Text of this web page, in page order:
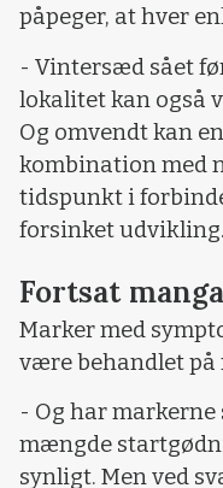
påpeger, at hver
- Vintersæd sået
lokalitet kan også
Og omvendt kan
kombination med
tidspunkt i
forsinket udvikling.
Fortsat
Marker med
være behandlet
- Og har
mængde
synligt. Men ved